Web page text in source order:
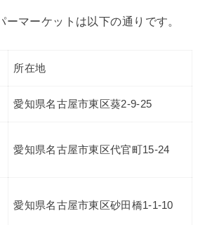
ーマーケットは以下の通りです。
所在地
愛知県名古屋市東区葵2-9-25
愛知県名古屋市東区代官町15-24
愛知県名古屋市東区砂田橋1-1-10